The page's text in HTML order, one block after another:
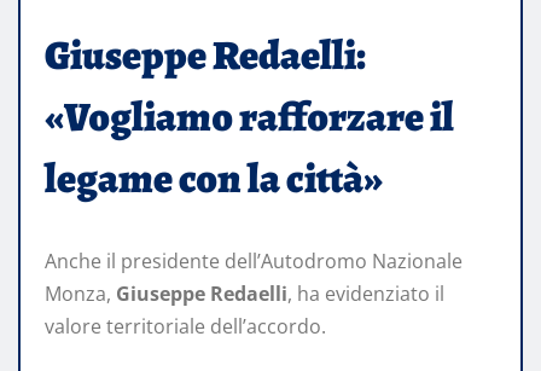
Giuseppe Redaelli:
«Vogliamo rafforzare il
legame con la città»
Anche il presidente dell’Autodromo Nazionale
Monza, Giuseppe Redaelli, ha evidenziato il
valore territoriale dell’accordo.